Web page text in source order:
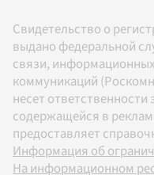
Свидетельство о
выдано федеральной
связи,
коммуникаций
несет
содержащейся в
предоставляет
Информация об
На информационном